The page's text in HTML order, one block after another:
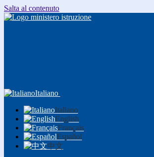
Salta al contenuto
Italiano
Italiano
English
Français
Español
中文